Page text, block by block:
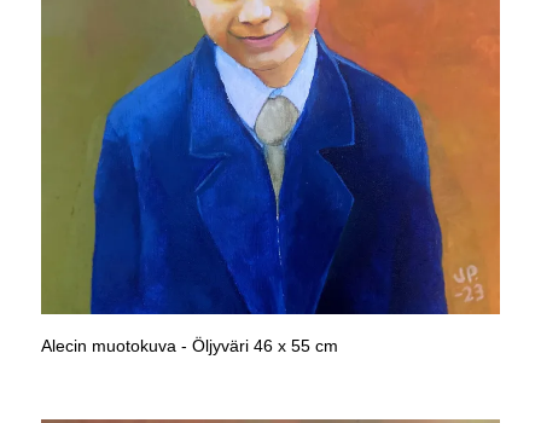
Alecin muotokuva - Öljyväri 46 x 55 cm